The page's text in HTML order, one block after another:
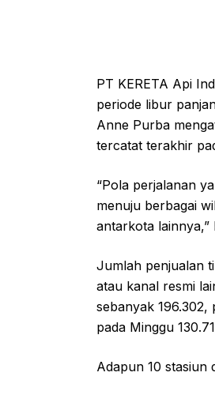
PT KERETA Api
periode libur
Anne Purba
tercatat terakhir
“Pola perjalanan
menuju berbagai
antarkota lainnya,”
Jumlah penjualan
atau kanal resmi
sebanyak 196.302,
pada Minggu
Adapun 10 stasiun